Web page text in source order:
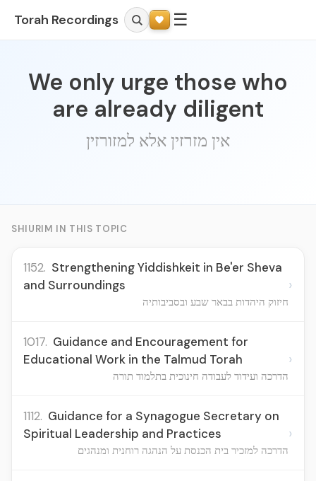
Torah Recordings ☰
We only urge those who
are already diligent
אין מזרזין אלא למזורזין
SHIURIM IN THIS TOPIC
1152. Strengthening Yiddishkeit in Be'er Sheva
and Surroundings
חיזוק היהדות בבאר שבע ובסביבותיה
›
1017. Guidance and Encouragement for
Educational Work in the Talmud Torah
הדרכה ועידוד לעבודה חינוכית בתלמוד תורה
›
1112. Guidance for a Synagogue Secretary on
Spiritual Leadership and Practices
הדרכה למזכיר בית הכנסת על הנהגה רוחנית ומנהגים
›